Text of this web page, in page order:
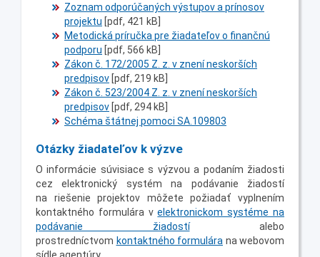
Zoznam odporúčaných výstupov a prínosov
projektu [pdf, 421 kB]
Metodická príručka pre žiadateľov o finančnú
podporu [pdf, 566 kB]
Zákon č. 172/2005 Z. z. v znení neskorších
predpisov [pdf, 219 kB]
Zákon č. 523/2004 Z. z. v znení neskorších
predpisov [pdf, 294 kB]
Schéma štátnej pomoci SA.109803
Otázky žiadateľov k výzve
O informácie súvisiace s výzvou a podaním žiadosti
cez elektronický systém na podávanie žiadostí
na riešenie projektov môžete požiadať vyplnením
kontaktného formulára velektronickom systéme na
podávanie žiadostíalebo
prostredníctvom kontaktného formulára na webovom